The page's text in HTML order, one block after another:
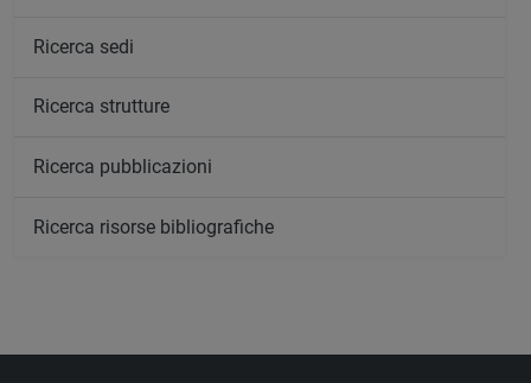
Ricerca sedi
Ricerca strutture
Ricerca pubblicazioni
Ricerca risorse bibliografiche